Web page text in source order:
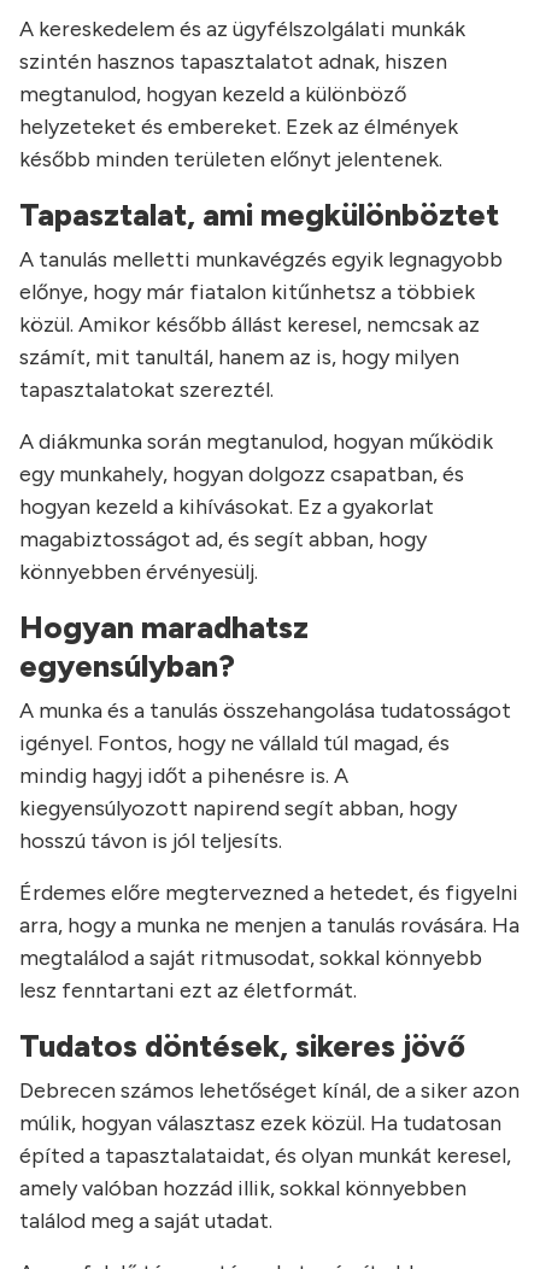
A kereskedelem és az ügyfélszolgálati munkák
szintén hasznos tapasztalatot adnak, hiszen
megtanulod, hogyan kezeld a különböző
helyzeteket és embereket. Ezek az élmények
később minden területen előnyt jelentenek.
Tapasztalat, ami megkülönböztet
A tanulás melletti munkavégzés egyik legnagyobb
előnye, hogy már fiatalon kitűnhetsz a többiek
közül. Amikor később állást keresel, nemcsak az
számít, mit tanultál, hanem az is, hogy milyen
tapasztalatokat szereztél.
A diákmunka során megtanulod, hogyan működik
egy munkahely, hogyan dolgozz csapatban, és
hogyan kezeld a kihívásokat. Ez a gyakorlat
magabiztosságot ad, és segít abban, hogy
könnyebben érvényesülj.
Hogyan maradhatsz
egyensúlyban?
A munka és a tanulás összehangolása tudatosságot
igényel. Fontos, hogy ne vállald túl magad, és
mindig hagyj időt a pihenésre is. A
kiegyensúlyozott napirend segít abban, hogy
hosszú távon is jól teljesíts.
Érdemes előre megtervezned a hetedet, és figyelni
arra, hogy a munka ne menjen a tanulás rovására. Ha
megtalálod a saját ritmusodat, sokkal könnyebb
lesz fenntartani ezt az életformát.
Tudatos döntések, sikeres jövő
Debrecen számos lehetőséget kínál, de a siker azon
múlik, hogyan választasz ezek közül. Ha tudatosan
építed a tapasztalataidat, és olyan munkát keresel,
amely valóban hozzád illik, sokkal könnyebben
találod meg a saját utadat.